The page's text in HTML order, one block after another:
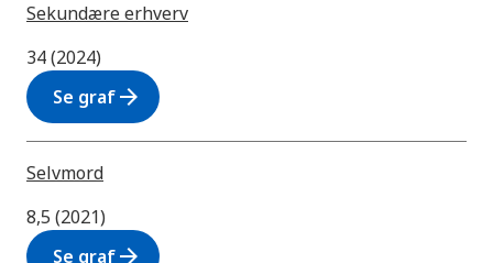
Sekundære erhverv
34 (2024)
Se grafarrow_forward
Selvmord
8,5 (2021)
Se grafarrow_forward